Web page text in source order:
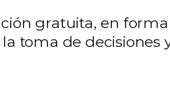
gratuita, en
toma de decisiones